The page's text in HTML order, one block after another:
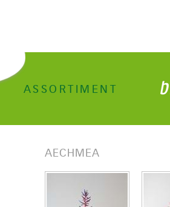
ASSORTIMENT
AECHMEA